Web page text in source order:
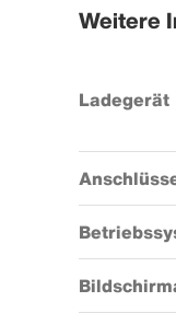
Weitere
Ladegerät